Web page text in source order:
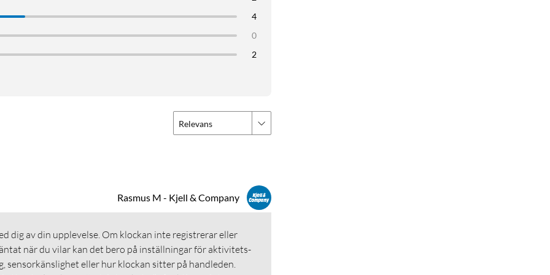
cykling och promenader till styrketräning och yoga. Oavsett
så att du kan följa din utveckling. Klockan är 2 ATM-
(ej för dykning). Det gör den till en mångsidig
så att du kan ta emot aviseringar, styra musik och hitta din
användning, och håller i upp till 45 dagar i standby-läge.
4
0
2
Relevans
Rasmus M - Kjell & Company
dig av din upplevelse. Om klockan inte registrerar eller
när du vilar kan det bero på inställningar för aktivitets-
sensorkänslighet eller hur klockan sitter på handleden.